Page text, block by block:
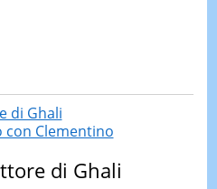
di Ghali
con Clementino
di Ghali